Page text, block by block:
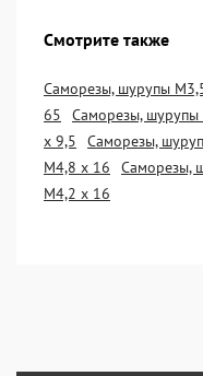
Смотрите также
Саморезы, шурупы
65
Саморезы,
х 9,5
Саморезы,
М4,8 х 16
Саморезы,
М4,2 х 16